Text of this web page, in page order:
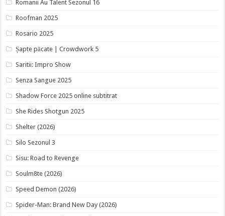
Romanii Au Talent Sezonul 16
Roofman 2025
Rosario 2025
Șapte păcate | Crowdwork 5
Saritii: Impro Show
Senza Sangue 2025
Shadow Force 2025 online subtitrat
She Rides Shotgun 2025
Shelter (2026)
Silo Sezonul 3
Sisu: Road to Revenge
Soulm8te (2026)
Speed Demon (2026)
Spider-Man: Brand New Day (2026)